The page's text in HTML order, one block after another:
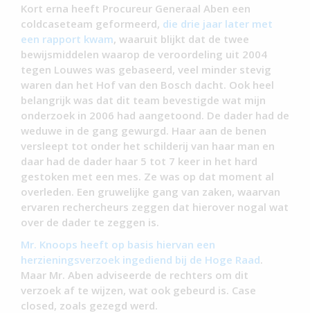
Kort erna heeft Procureur Generaal Aben een
coldcaseteam geformeerd, die drie jaar later met
een rapport kwam, waaruit blijkt dat de twee
bewijsmiddelen waarop de veroordeling uit 2004
tegen Louwes was gebaseerd, veel minder stevig
waren dan het Hof van den Bosch dacht. Ook heel
belangrijk was dat dit team bevestigde wat mijn
onderzoek in 2006 had aangetoond. De dader had de
weduwe in de gang gewurgd. Haar aan de benen
versleept tot onder het schilderij van haar man en
daar had de dader haar 5 tot 7 keer in het hard
gestoken met een mes. Ze was op dat moment al
overleden. Een gruwelijke gang van zaken, waarvan
ervaren rechercheurs zeggen dat hierover nogal wat
over de dader te zeggen is.
Mr. Knoops heeft op basis hiervan een
herzieningsverzoek ingediend bij de Hoge Raad.
Maar Mr. Aben adviseerde de rechters om dit
verzoek af te wijzen, wat ook gebeurd is. Case
closed, zoals gezegd werd.